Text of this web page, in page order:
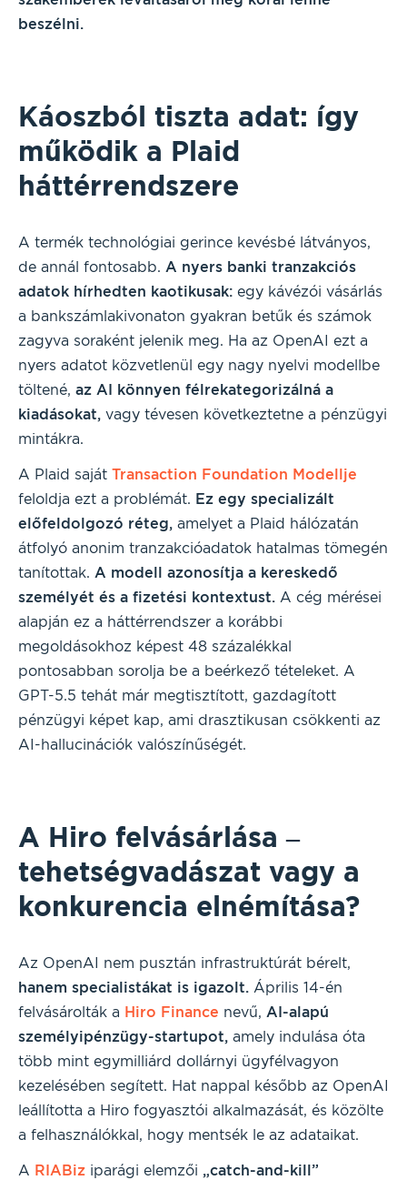
beszélni.
Káoszból tiszta adat: így
működik a Plaid
háttérrendszere
A termék technológiai gerince kevésbé látványos,
de annál fontosabb. A nyers banki tranzakciós
adatok hírhedten kaotikusak: egy kávézói vásárlás
a bankszámlakivonaton gyakran betűk és számok
zagyva soraként jelenik meg. Ha az OpenAI ezt a
nyers adatot közvetlenül egy nagy nyelvi modellbe
töltené, az AI könnyen félrekategorizálná a
kiadásokat, vagy tévesen következtetne a pénzügyi
mintákra.
A Plaid saját Transaction Foundation Modellje
feloldja ezt a problémát. Ez egy specializált
előfeldolgozó réteg, amelyet a Plaid hálózatán
átfolyó anonim tranzakcióadatok hatalmas tömegén
tanítottak. A modell azonosítja a kereskedő
személyét és a fizetési kontextust. A cég mérései
alapján ez a háttérrendszer a korábbi
megoldásokhoz képest 48 százalékkal
pontosabban sorolja be a beérkező tételeket. A
GPT-5.5 tehát már megtisztított, gazdagított
pénzügyi képet kap, ami drasztikusan csökkenti az
AI-hallucinációk valószínűségét.
A Hiro felvásárlása –
tehetségvadászat vagy a
konkurencia elnémítása?
Az OpenAI nem pusztán infrastruktúrát bérelt,
hanem specialistákat is igazolt. Április 14-én
felvásárolták a Hiro Finance nevű, AI-alapú
személyipénzügy-startupot, amely indulása óta
több mint egymilliárd dollárnyi ügyfélvagyon
kezelésében segített. Hat nappal később az OpenAI
leállította a Hiro fogyasztói alkalmazását, és közölte
a felhasználókkal, hogy mentsék le az adataikat.
A RIABiz iparági elemzői „catch-and-kill”